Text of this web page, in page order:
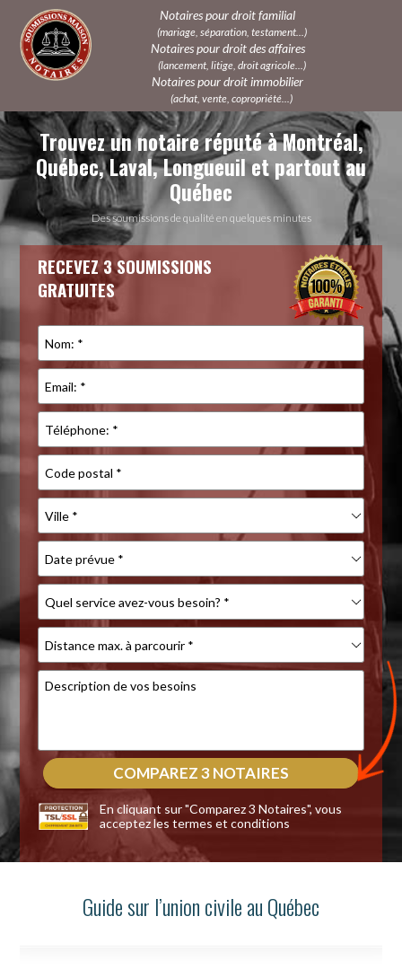
Notaires pour droit familial
(mariage, séparation, testament...)
Notaires pour droit des affaires
(lancement, litige, droit agricole...)
Notaires pour droit immobilier
(achat, vente, copropriété...)
Trouvez un notaire réputé à Montréal,
Québec, Laval, Longueuil et partout au
Québec
Des soumissions de qualité en quelques minutes
RECEVEZ 3 SOUMISSIONS
GRATUITES
En cliquant sur "Comparez 3 Notaires", vous
acceptez lestermes et conditions
Guide sur l’union civile au Québec